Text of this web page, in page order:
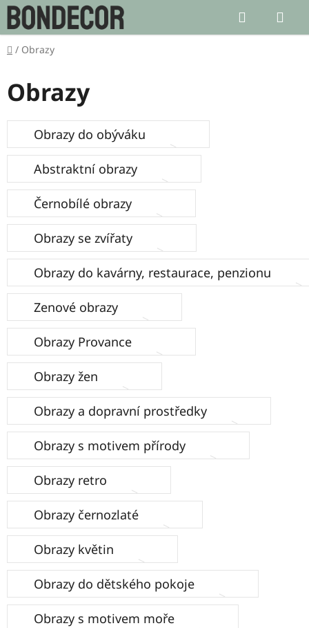
Přejít
na
obsah
Hledat
Domů
/ Obrazy
Obrazy
Obrazy do obýváku
Abstraktní obrazy
Černobílé obrazy
Obrazy se zvířaty
Obrazy do kavárny, restaurace, penzionu
Zenové obrazy
Obrazy Provance
Obrazy žen
Obrazy a dopravní prostředky
Obrazy s motivem přírody
Obrazy retro
Obrazy černozlaté
Obrazy květin
Obrazy do dětského pokoje
Obrazy s motivem moře